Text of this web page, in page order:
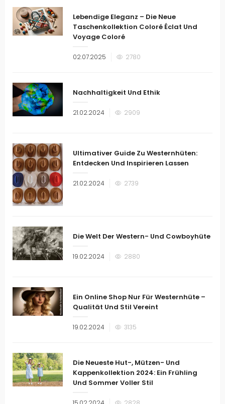
Lebendige Eleganz – Die Neue
Taschenkollektion Coloré Éclat Und
Voyage Coloré
Veröffentlicht
02.07.2025 2780
Nachhaltigkeit Und Ethik
Veröffentlicht
21.02.2024 2909
Ultimativer Guide Zu Westernhüten:
Entdecken Und Inspirieren Lassen
Veröffentlicht
21.02.2024 2739
Die Welt Der Western- Und Cowboyhüte
Veröffentlicht
19.02.2024 2880
Ein Online Shop Nur Für Westernhüte –
Qualität Und Stil Vereint
Veröffentlicht
19.02.2024 3135
Die Neueste Hut-, Mützen- Und
Kappenkollektion 2024: Ein Frühling
Und Sommer Voller Stil
Veröffentlicht